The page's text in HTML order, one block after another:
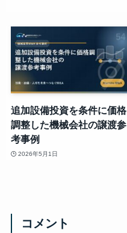
追加設備投資を条件に価格
調整した機械会社の譲渡参
考事例
2026年5月1日
コメント